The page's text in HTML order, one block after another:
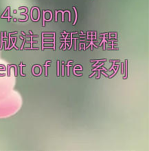
4:30pm)
注目新課程
of life 系列